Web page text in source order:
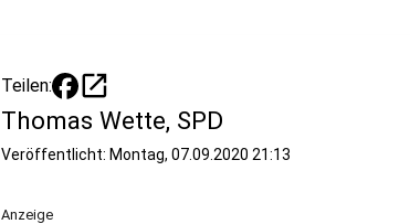
Teilen: open_in_new
Thomas Wette, SPD
Veröffentlicht: Montag, 07.09.2020 21:13
Anzeige